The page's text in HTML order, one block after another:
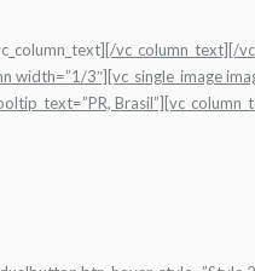
[/vc_column_text][/
width=”1/3″][vc_single_image